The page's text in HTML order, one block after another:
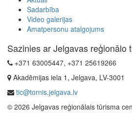
Sadarbība
Video galerijas
Amatpersonu atalgojums
Sazinies ar Jelgavas reģionālo
+371 63005447, +371 25619266
Akadēmijas iela 1, Jelgava, LV-3001
tic@tornis.jelgava.lv
© 2026 Jelgavas reģionālais tūrisma